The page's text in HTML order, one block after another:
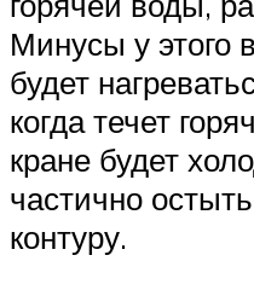
Минусы у этого
будет
когда течет
кране будет
частично
контуру.